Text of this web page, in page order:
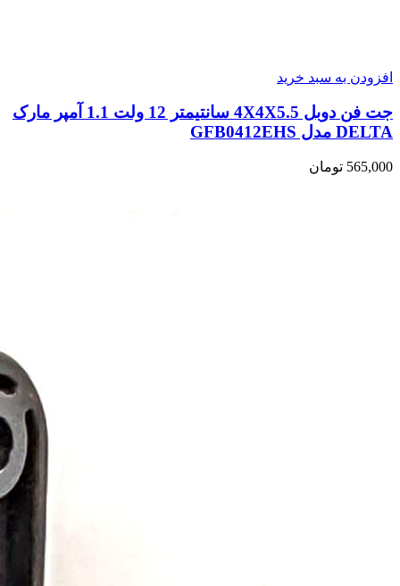
افزودن به سبد خرید
جت فن دوبل 4X4X5.5 سانتیمتر 12 ولت 1.1 آمپر مارک
DELTA مدل GFB0412EHS
565,000 تومان